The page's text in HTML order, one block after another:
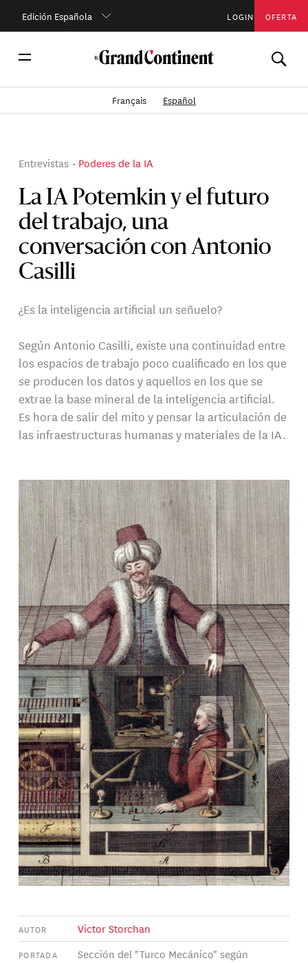
Edición Española LOGIN OFERTA
Français Español
La IA Potemkin y el futuro
del trabajo, una
conversación con Antonio
Casilli
Entrevistas Poderes de la IA
¿Es la inteligencia artificial un señuelo?
Según Antonio Casilli, existe una continuidad entre
los espacios de trabajo poco cualificado en los que
se producen los datos y aquellos en los que se
extrae la base mineral de la inteligencia artificial.
Es hora de salir del mito y pensar la articulación de
las infraestructuras humanas y materiales de la IA.
AUTOR Victor Storchan
PORTADA
Sección del "Turco Mecánico" según